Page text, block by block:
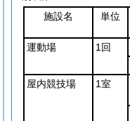
施設名
単位
運動場 1回
屋内競技場
1室